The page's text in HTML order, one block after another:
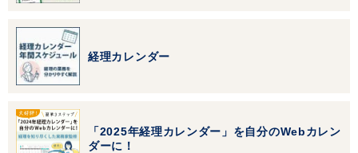
経理カレンダー
「2025年経理カレンダー」を自分のWebカレン
ダーに！